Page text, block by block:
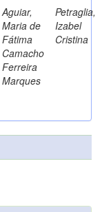
Aguiar,
Maria de
Fátima
Camacho
Ferreira
Marques
Petraglia,
Izabel
Cristina